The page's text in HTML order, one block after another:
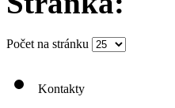
Počet na stránku
Kontakty